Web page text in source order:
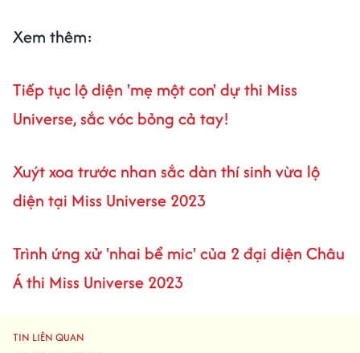
Xem thêm:
Tiếp tục lộ diện 'mẹ một con' dự thi Miss
Universe, sắc vóc bỏng cả tay!
Xuýt xoa trước nhan sắc dàn thí sinh vừa lộ
diện tại Miss Universe 2023
Trình ứng xử 'nhai bể mic' của 2 đại diện Châu
Á thi Miss Universe 2023
TIN LIÊN QUAN